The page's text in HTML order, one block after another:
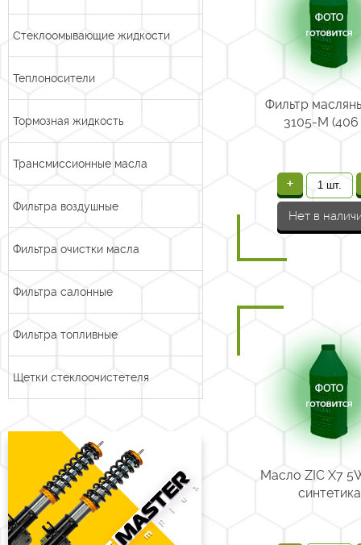
Стеклоомывающие жидкости
Теплоносители
Тормозная жидкость
Трансмиссионные масла
Фильтра воздушные
Фильтра очистки масла
Фильтра салонные
Фильтра топливные
Щетки стеклоочистетеля
Фильтр
3105-М
+
Нет в
Масло ZIC Х7
синтетика